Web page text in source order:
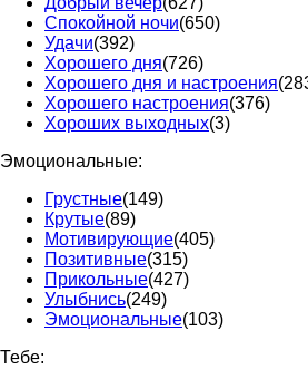
Спокойной ночи(650)
Удачи(392)
Хорошего дня(726)
Хорошего дня и настроения
Хорошего настроения(376)
Хороших выходных(3)
Эмоциональные:
Грустные(149)
Крутые(89)
Мотивирующие(405)
Позитивные(315)
Прикольные(427)
Улыбнись(249)
Эмоциональные(103)
Тебе: